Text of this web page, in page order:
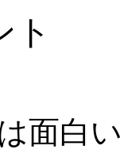
ト
面白